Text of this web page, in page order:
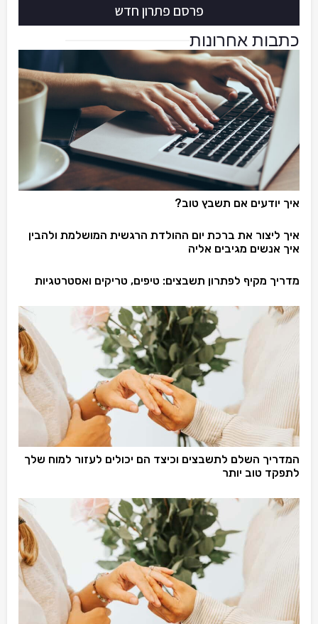
פרסם פתרון חדש
כתבות אחרונות
איך יודעים אם תשבץ טוב?
איך ליצור את ברכת יום ההולדת הרגשית המושלמת ולהבין
איך אנשים מגיבים אליה
מדריך מקיף לפתרון תשבצים: טיפים, טריקים ואסטרטגיות
המדריך השלם לתשבצים וכיצד הם יכולים לעזור למוח שלך
לתפקד טוב יותר